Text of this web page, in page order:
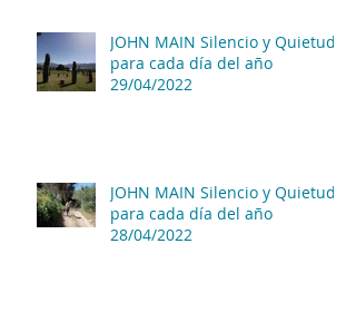
JOHN MAIN Silencio y Quietud
para cada día del año
29/04/2022
JOHN MAIN Silencio y Quietud
para cada día del año
28/04/2022